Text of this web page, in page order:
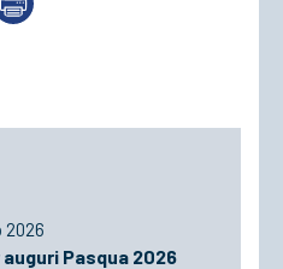
2026
Pasqua 2026